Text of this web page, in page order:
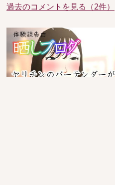
過去のコメントを見る（2件）